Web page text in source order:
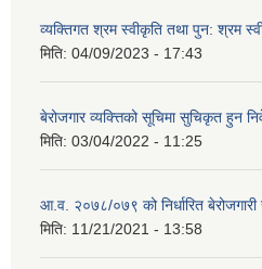
व्यक्तिगत श्रम स्वीकृति तथा पुन: श्रम
मिति: 04/09/2023 - 17:43
बेरोजगार व्यक्त्तिको सूचिमा सुचिकृत हुन
मिति: 03/04/2022 - 11:25
आ.व. २०७८/०७९ को निर्धारित बेरोजगारी
मिति: 11/21/2021 - 13:58